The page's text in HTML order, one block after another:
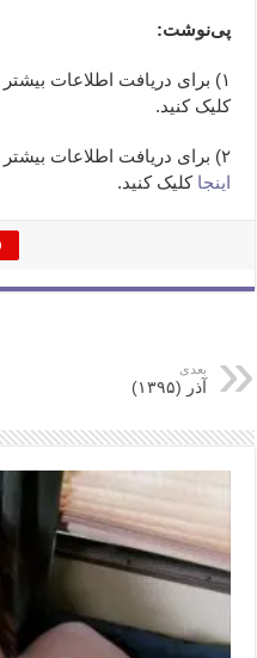
پی‌نوشت:
۱) برای دریافت اطلاعات بیشتر در مورد فیلم «زندگی ادل»
کلیک کنید.
۲) برای دریافت اطلاعات بیشتر در مورد «دوره‌ی آبی پیکاسو»
اینجا کلیک کنید.
بعدی
آذر (۱۳۹۵)